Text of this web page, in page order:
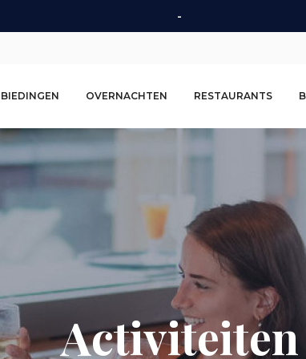
-
Second
OVERNACHTEN RESTAURANTS
Activiteiten